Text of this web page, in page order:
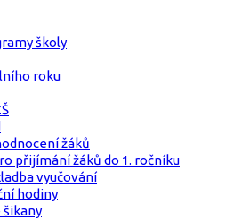
školy
roku
žáků
přijímání žáků do 1. ročníku
vyučování
hodiny
šikany